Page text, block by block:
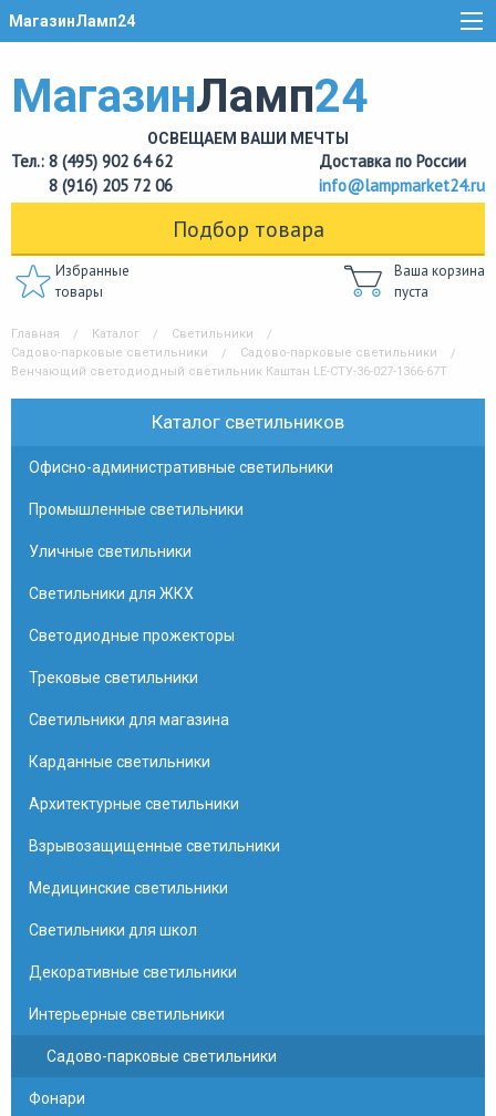
МагазинЛамп24
МагазинЛамп24
ОСВЕЩАЕМ ВАШИ МЕЧТЫ
Тел.: 8 (495) 902 64 62
8 (916) 205 72 06
Доставка по России
info@lampmarket24.ru
Подбор товара
Избранные
товары
Ваша корзина
пуста
Главная Каталог
Светильники
Садово-парковые светильники
Садово-парковые светильники
Венчающий светодиодный светильник Каштан LE-СТУ-36-027-1366-67Т
Каталог светильников
Офисно-административные светильники
Промышленные светильники
Уличные светильники
Светильники для ЖКХ
Светодиодные прожекторы
Трековые светильники
Светильники для магазина
Карданные светильники
Архитектурные светильники
Взрывозащищенные светильники
Медицинские светильники
Светильники для школ
Декоративные светильники
Интерьерные светильники
Садово-парковые светильники
Фонари